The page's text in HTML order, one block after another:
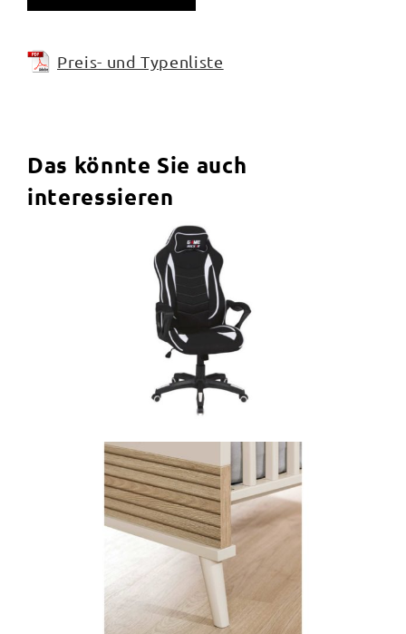
Preis- und Typenliste
Das könnte Sie auch
interessieren